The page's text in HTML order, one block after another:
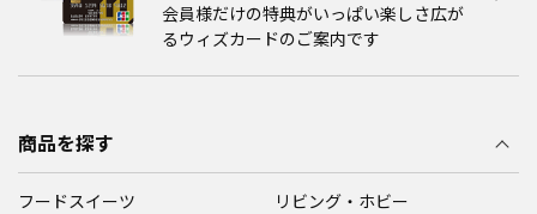
会員様だけの特典がいっぱい楽しさ広が
るウィズカードのご案内です
商品を探す
フードスイーツ
リビング・ホビー